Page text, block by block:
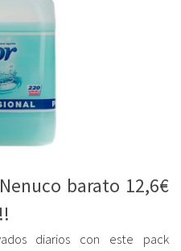
barato 12,6€
diarios con este pack